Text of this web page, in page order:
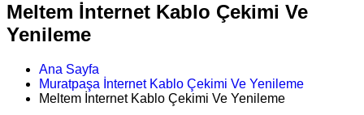
Meltem İnternet Kablo Çekimi Ve
Yenileme
Ana Sayfa
Muratpaşa İnternet Kablo Çekimi Ve Yenileme
Meltem İnternet Kablo Çekimi Ve Yenileme